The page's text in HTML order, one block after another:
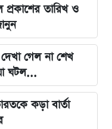
তারিখ ও
গেল না শেখ
ঘটল...
কড়া বার্তা